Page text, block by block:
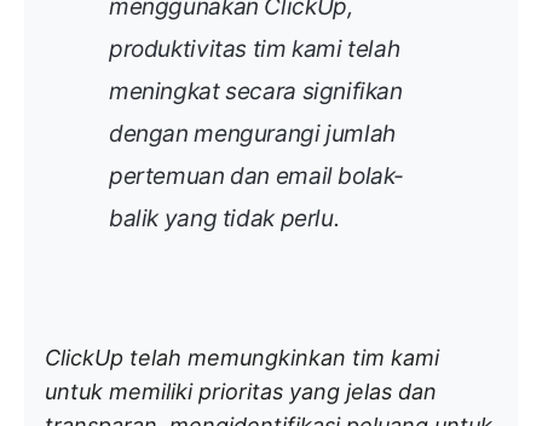
menggunakan ClickUp,
produktivitas tim kami telah
meningkat secara signifikan
dengan mengurangi jumlah
pertemuan dan email bolak-
balik yang tidak perlu.
ClickUp telah memungkinkan tim kami
untuk memiliki prioritas yang jelas dan